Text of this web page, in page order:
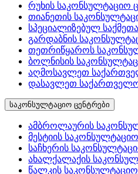
რუხის საკონსულტაციო
თიანეთის
სპეციალიზებულ
გარდაბნის
თეთრიწყაროს
ბოლნისის
აღმოსავლეთ
დასავლეთ
საკონსულტაციო ცენტრები
ამბროლაურის
მესტიის
საჩხერის
ახალქალაქის
წალკის